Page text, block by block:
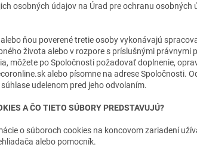
osobných údajov na Úrad pre ochranu osobných
ňou poverené tretie osoby vykonávajú
života alebo v rozpore s príslušnými právnymi
môžete po Spoločnosti požadovať doplnenie,
alebo písomne na adrese Spoločnosti.
udelenom pred jeho odvolaním.
A ČO TIETO SÚBORY PREDSTAVUJÚ?
o súboroch cookies na koncovom zariadení
alebo pomocník.